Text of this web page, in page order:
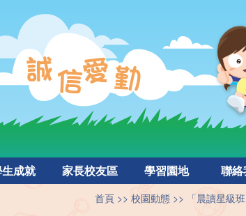
成就 家長校友區 學習園地 聯
首頁 校園動態 「晨讀星級